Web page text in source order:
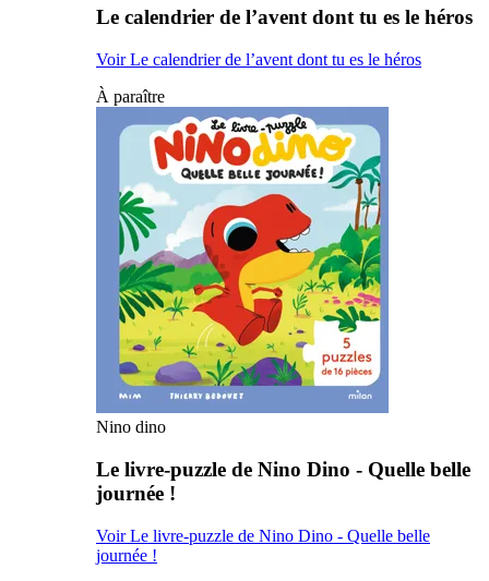
Le calendrier de l’avent dont tu es le héros
Voir Le calendrier de l’avent dont tu es le héros
À paraître
Nino dino
Le livre-puzzle de Nino Dino - Quelle belle
journée !
Voir Le livre-puzzle de Nino Dino - Quelle belle
journée !